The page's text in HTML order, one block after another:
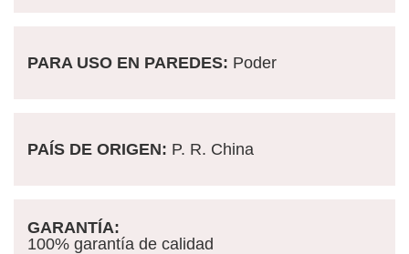
PARA USO EN PAREDES: Poder
PAÍS DE ORIGEN: P. R. China
GARANTÍA:
100% garantía de calidad